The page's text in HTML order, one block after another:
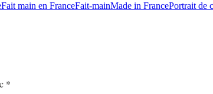
Fait main en FranceFait-mainMade in FrancePortrait de
*